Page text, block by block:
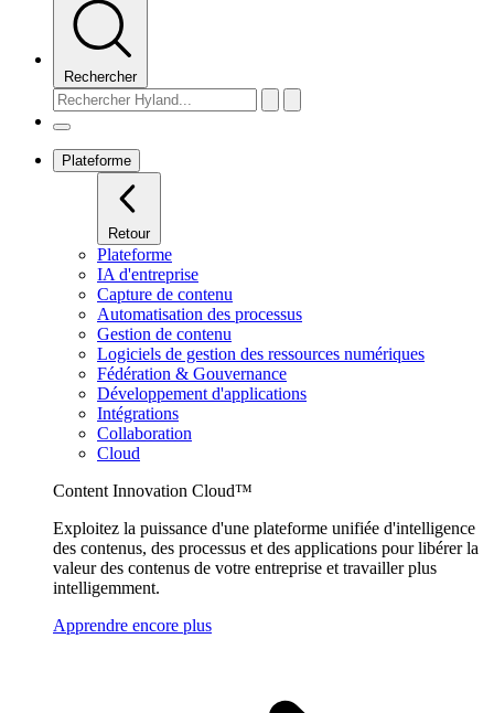
Rechercher
Plateforme
Retour
Plateforme
IA d'entreprise
Capture de contenu
Automatisation des processus
Gestion de contenu
Logiciels de gestion des ressources numériques
Fédération & Gouvernance
Développement d'applications
Intégrations
Collaboration
Cloud
Content Innovation Cloud™
Exploitez la puissance d'une plateforme unifiée d'intelligence
des contenus, des processus et des applications pour libérer la
valeur des contenus de votre entreprise et travailler plus
intelligemment.
Apprendre encore plus